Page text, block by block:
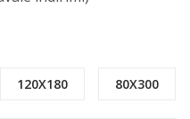
120X180 80X300